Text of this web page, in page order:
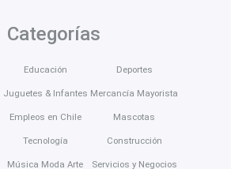
Categorías
Educación
Juguetes & Infantes
Empleos en Chile
Tecnología
Música Moda Arte
Deportes
Mercancía Mayorista
Mascotas
Construcción
Servicios y Negocios